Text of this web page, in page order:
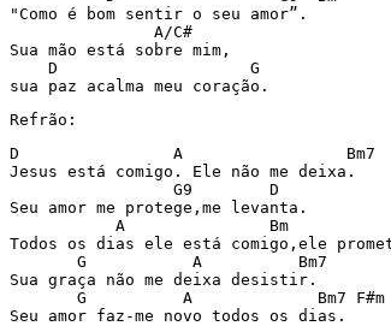
"Como é bom sentir o seu amor”.
               A/C#
Sua mão está sobre mim,
    D                    G
sua paz acalma meu coração.
Refrão:
D                A                 Bm7
Jesus está comigo. Ele não me deixa.
                 G9        D
Seu amor me protege,me levanta.
A               Bm
Todos os dias ele está comigo,ele
       G           A          Bm7
Sua graça não me deixa desistir.
G          A             Bm7 F#m
Seu amor faz-me novo todos os dias.